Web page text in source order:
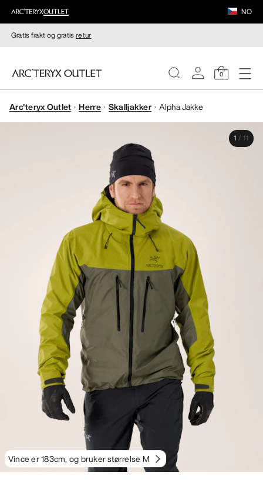
NO
Gratis frakt og gratisretur
0
DAMER
Arc'teryx Outlet Herre Skalljakker Alpha Jakke
Vince er 183cm, og bruker størrelse M
1 / 11